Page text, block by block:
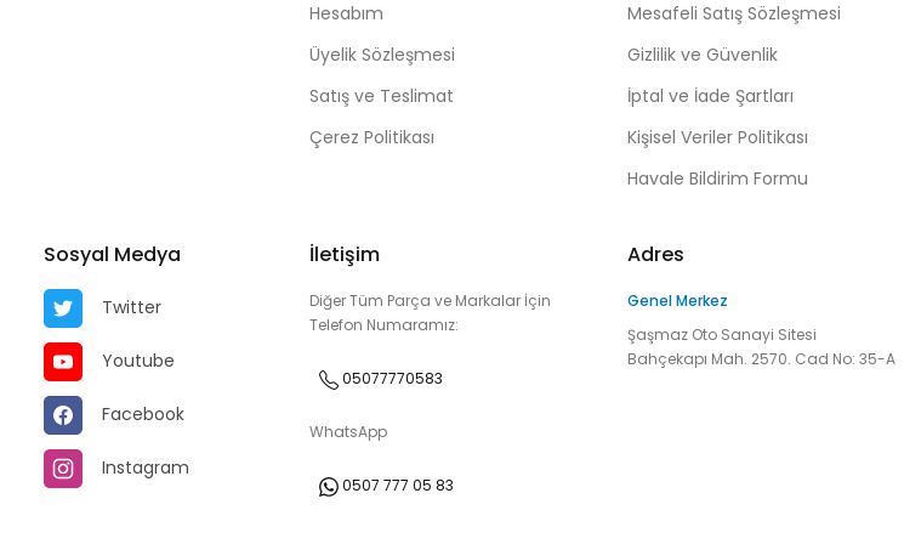
Hesabım
Üyelik Sözleşmesi
Satış ve Teslimat
Çerez Politikası
Mesafeli Satış Sözleşmesi
Gizlilik ve Güvenlik
İptal ve İade Şartları
Kişisel Veriler Politikası
Havale Bildirim Formu
Sosyal Medya
Twitter
Youtube
Facebook
Instagram
İletişim
Diğer Tüm Parça ve Markalar İçin
Telefon Numaramız:
05077770583
WhatsApp
0507 777 05 83
Adres
Genel Merkez
Şaşmaz Oto Sanayi Sitesi
Bahçekapı Mah. 2570. Cad No: 35-A